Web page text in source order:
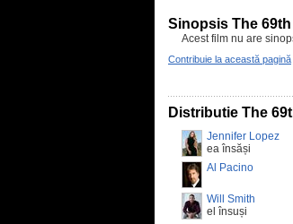
Sinopsis The
Acest film nu are
Contribuie la această pagină
Distributie The
Jennifer Lopez
ea însăși
Al Pacino
Will Smith
el însuși